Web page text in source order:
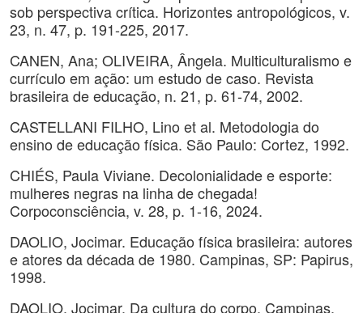
sob perspectiva crítica. Horizontes antropológicos, v.
23, n. 47, p. 191-225, 2017.
CANEN, Ana; OLIVEIRA, Ângela. Multiculturalismo e
currículo em ação: um estudo de caso. Revista
brasileira de educação, n. 21, p. 61-74, 2002.
CASTELLANI FILHO, Lino et al. Metodologia do
ensino de educação física. São Paulo: Cortez, 1992.
CHIÉS, Paula Viviane. Decolonialidade e esporte:
mulheres negras na linha de chegada!
Corpoconsciência, v. 28, p. 1-16, 2024.
DAOLIO, Jocimar. Educação física brasileira: autores
e atores da década de 1980. Campinas, SP: Papirus,
1998.
DAOLIO, Jocimar. Da cultura do corpo. Campinas,